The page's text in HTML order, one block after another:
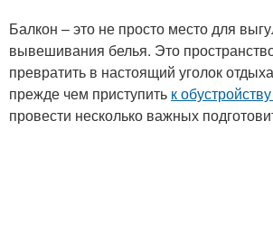
Балкон – это не просто место для
вывешивания белья. Это
превратить в настоящий уголок
прежде чем приступить к
провести несколько важных